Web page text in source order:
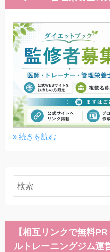
» 続きを読む
【相互リンクで無料
ルトレーニングジム運